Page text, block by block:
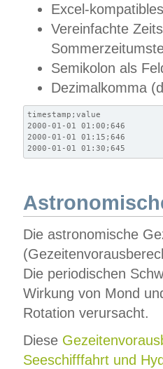
Excel-
Vereinfachte
Semikolon als
Dezimalkomma
timestamp;value
2000-01-01 01:00;646
2000-01-01 01:15;646
2000-01-01 01:30;645
Die astronomische
Die periodischen
Wirkung von Mond
Rotation verursacht.
Diese
Seeschifffahrt und